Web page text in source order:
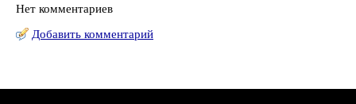
Нет комментариев
Добавить комментарий